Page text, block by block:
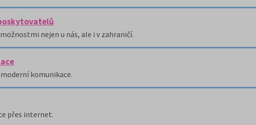
nejen u nás, ale i v zahraničí.
komunikace.
přes internet.